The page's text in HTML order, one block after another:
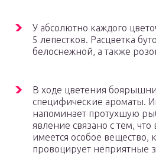
У абсолютно каждого
5 лепестков. Расцветка
белоснежной, а также
В ходе цветения
специфические ароматы.
напоминает протухшую
явление связано с тем, что
имеется особое вещество,
провоцирует неприятные